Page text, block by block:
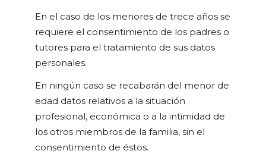
En el caso de los menores de trece años se
requiere el consentimiento de los padres o
tutores para el tratamiento de sus datos
personales.
En ningún caso se recabarán del menor de
edad datos relativos a la situación
profesional, económica o a la intimidad de
los otros miembros de la familia, sin el
consentimiento de éstos.